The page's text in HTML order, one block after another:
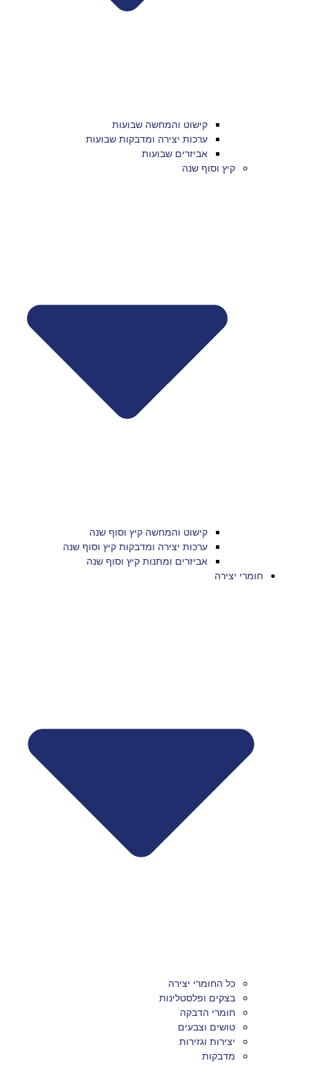
קישוט והמחשה שבועות
ערכות יצירה ומדבקות שבועות
אביזרים שבועות
קיץ וסוף שנה
קישוט והמחשה קיץ וסוף שנה
ערכות יצירה ומדבקות קיץ וסוף שנה
אביזרים ומתנות קיץ וסוף שנה
חומרי יצירה
כל החומרי יצירה
בצקים ופלסטלינות
חומרי הדבקה
טושים וצבעים
יצירות וגזירות
מדבקות